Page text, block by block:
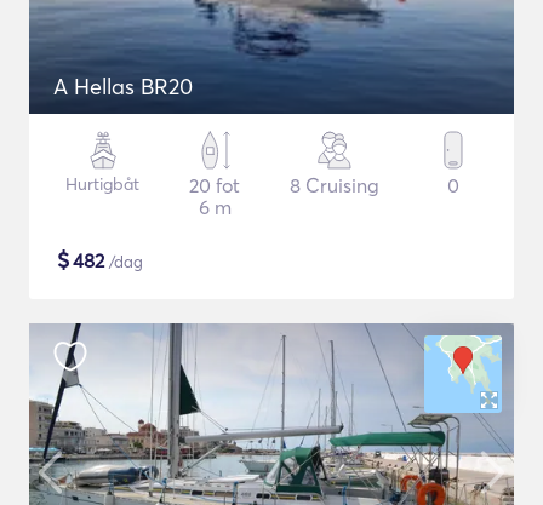
A Hellas BR20
Hurtigbåt
20 fot
6 m
8 Cruising 0
$482/dag